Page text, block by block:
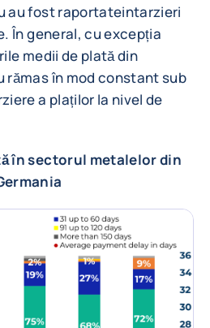
au fost raportateintarzieri
În general, cu excepția
medii de plată din
în mod constant sub
a plaților la nivel de
în sectorul metalelor din